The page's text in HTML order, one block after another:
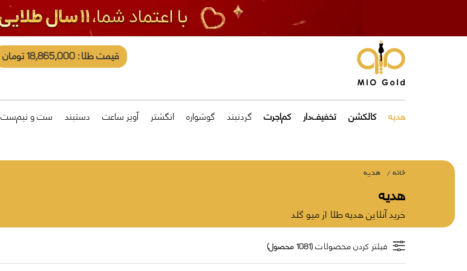
قیمت طلا: 18,865,000 تومان
هدیه کالکشن تخفیف‌دار کم‌اجرت گردنبند گوشواره انگشتر آویز ساعت دستبند ست و نیم‌ست
خانه هدیه
هدیه
خرید آنلاین هدیه طلا از میو گلد
فیلتر کردن محصولات(1081 محصول)